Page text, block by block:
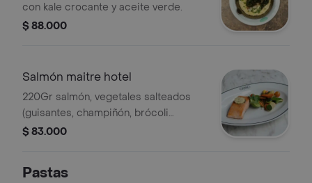
con kale crocante y aceite verde.
$ 88.000
Salmón maitre hotel
220Gr salmón, vegetales salteados
(guisantes, champiñón, brócoli
zanahoria baby, zucchini y tomate
$ 83.000
Pastas